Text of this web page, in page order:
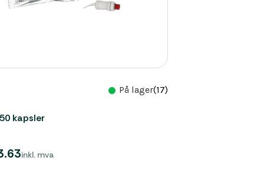
På lager(17)
kapsler
inkl. mva